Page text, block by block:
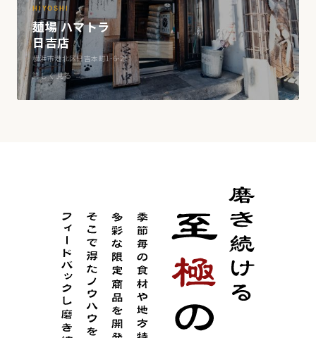
HIYOSHI
麺場 ハマトラ
日吉店
横浜市港北区日吉本町1-6-21
詳しく見る →